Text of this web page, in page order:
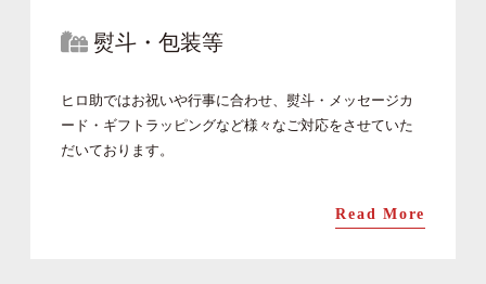
熨斗・包装等
ヒロ助ではお祝いや行事に合わせ、熨斗・メッセージカ
ード・ギフトラッピングなど様々なご対応をさせていた
だいております。
Read More